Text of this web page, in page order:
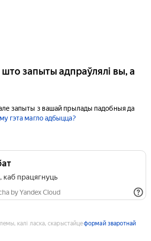
запыты адпраўлялі вы, а
запыты з вашай прылады падобныя да
гэта магло адбыцца?
каб працягнуць
by Yandex Cloud
калі ласка, скарыстайцеформай зваротнай